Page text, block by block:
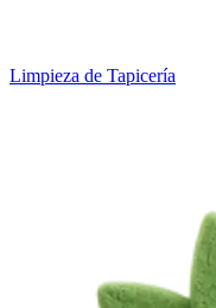
Limpieza de Tapicería